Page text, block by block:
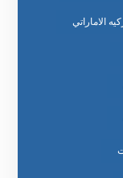
الاماراتي